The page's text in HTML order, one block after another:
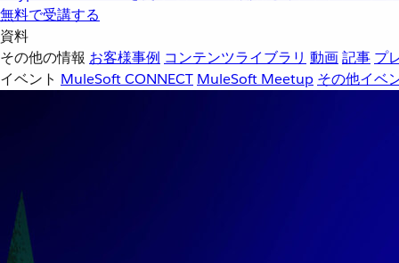
無料で受講する
資料
その他の情報 お客様事例 コンテンツライブラリ 動画記事 プ
イベント MuleSoft CONNECT MuleSoft Meetup その他イベ